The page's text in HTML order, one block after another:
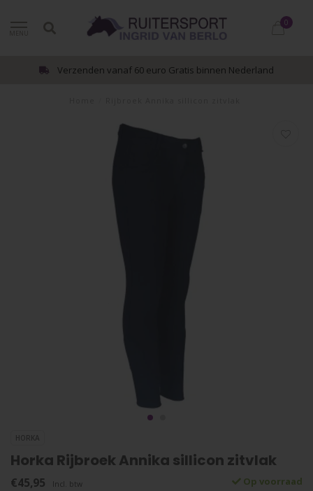
0
Verzenden vanaf 60 euro Gratis binnen Nederland
HORKA
Horka Rijbroek Annika sillicon zitvlak
€45,95 Incl. btw Op voorraad